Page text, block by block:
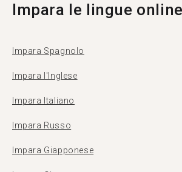
Impara le lingue online
Impara Spagnolo
Impara l'Inglese
Impara Italiano
Impara Russo
Impara Giapponese